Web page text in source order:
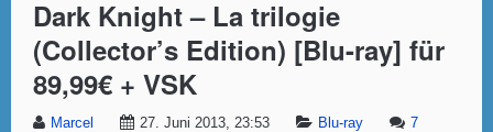
Dark Knight – La trilogie
(Collector’s Edition) [Blu-ray] für
89,99€ + VSK
Marcel 27. Juni 2013, 23:53 Blu-ray 7